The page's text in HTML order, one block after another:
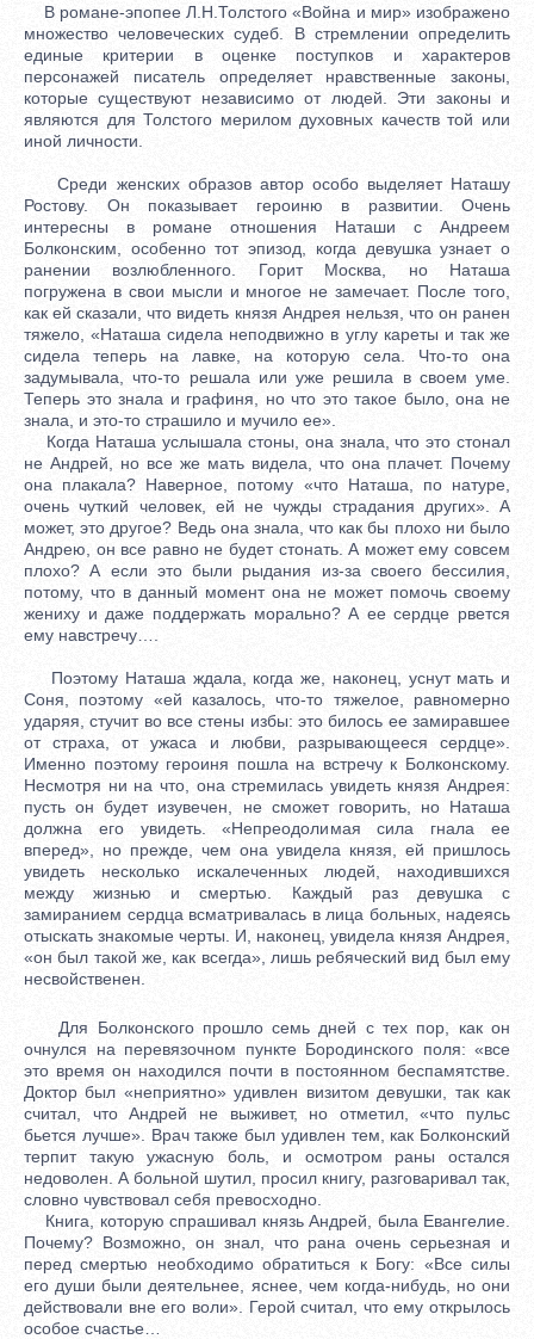
В романе-эпопее Л.Н.Толстого «Война и мир» изображено
множество человеческих судеб. В стремлении определить
единые критерии в оценке поступков и характеров
персонажей писатель определяет нравственные законы,
которые существуют независимо от людей. Эти законы и
являются для Толстого мерилом духовных качеств той или
иной личности.
Среди женских образов автор особо выделяет Наташу
Ростову. Он показывает героиню в развитии. Очень
интересны в романе отношения Наташи с Андреем
Болконским, особенно тот эпизод, когда девушка узнает о
ранении возлюбленного. Горит Москва, но Наташа
погружена в свои мысли и многое не замечает. После того,
как ей сказали, что видеть князя Андрея нельзя, что он ранен
тяжело, «Наташа сидела неподвижно в углу кареты и так же
сидела теперь на лавке, на которую села. Что-то она
задумывала, что-то решала или уже решила в своем уме.
Теперь это знала и графиня, но что это такое было, она не
знала, и это-то страшило и мучило ее».
Когда Наташа услышала стоны, она знала, что это стонал
не Андрей, но все же мать видела, что она плачет. Почему
она плакала? Наверное, потому «что Наташа, по натуре,
очень чуткий человек, ей не чужды страдания других». А
может, это другое? Ведь она знала, что как бы плохо ни было
Андрею, он все равно не будет стонать. А может ему совсем
плохо? А если это были рыдания из-за своего бессилия,
потому, что в данный момент она не может помочь своему
жениху и даже поддержать морально? А ее сердце рвется
ему навстречу….
Поэтому Наташа ждала, когда же, наконец, уснут мать и
Соня, поэтому «ей казалось, что-то тяжелое, равномерно
ударяя, стучит во все стены избы: это билось ее замиравшее
от страха, от ужаса и любви, разрывающееся сердце».
Именно поэтому героиня пошла на встречу к Болконскому.
Несмотря ни на что, она стремилась увидеть князя Андрея:
пусть он будет изувечен, не сможет говорить, но Наташа
должна его увидеть. «Непреодолимая сила гнала ее
вперед», но прежде, чем она увидела князя, ей пришлось
увидеть несколько искалеченных людей, находившихся
между жизнью и смертью. Каждый раз девушка с
замиранием сердца всматривалась в лица больных, надеясь
отыскать знакомые черты. И, наконец, увидела князя Андрея,
«он был такой же, как всегда», лишь ребяческий вид был ему
несвойственен.
Для Болконского прошло семь дней с тех пор, как он
очнулся на перевязочном пункте Бородинского поля: «все
это время он находился почти в постоянном беспамятстве.
Доктор был «неприятно» удивлен визитом девушки, так как
считал, что Андрей не выживет, но отметил, «что пульс
бьется лучше». Врач также был удивлен тем, как Болконский
терпит такую ужасную боль, и осмотром раны остался
недоволен. А больной шутил, просил книгу, разговаривал так,
словно чувствовал себя превосходно.
Книга, которую спрашивал князь Андрей, была Евангелие.
Почему? Возможно, он знал, что рана очень серьезная и
перед смертью необходимо обратиться к Богу: «Все силы
его души были деятельнее, яснее, чем когда-нибудь, но они
действовали вне его воли». Герой считал, что ему открылось
особое счастье…